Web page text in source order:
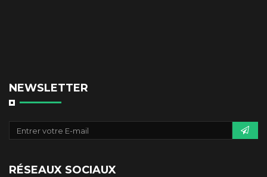
NEWSLETTER
RÉSEAUX SOCIAUX